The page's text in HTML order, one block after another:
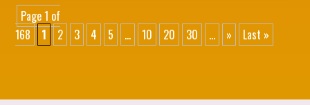
Page 1 of
168
1 2 3 4 5 ... 10 20 30 ... » Last »